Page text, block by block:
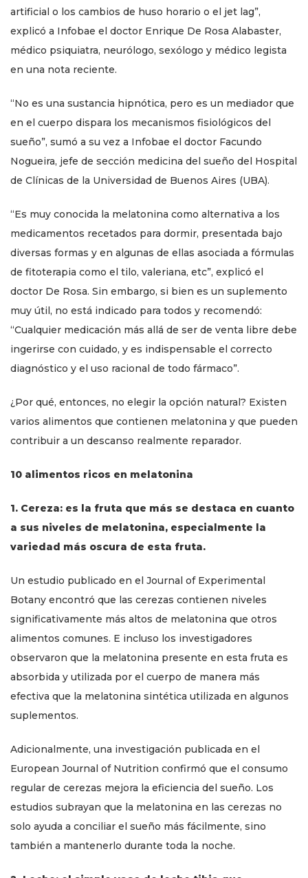
artificial o los cambios de huso horario o el jet lag”,
explicó a Infobae el doctor Enrique De Rosa Alabaster,
médico psiquiatra, neurólogo, sexólogo y médico legista
en una nota reciente.
“No es una sustancia hipnótica, pero es un mediador que
en el cuerpo dispara los mecanismos fisiológicos del
sueño”, sumó a su vez a Infobae el doctor Facundo
Nogueira, jefe de sección medicina del sueño del Hospital
de Clínicas de la Universidad de Buenos Aires (UBA).
“Es muy conocida la melatonina como alternativa a los
medicamentos recetados para dormir, presentada bajo
diversas formas y en algunas de ellas asociada a fórmulas
de fitoterapia como el tilo, valeriana, etc”, explicó el
doctor De Rosa. Sin embargo, si bien es un suplemento
muy útil, no está indicado para todos y recomendó:
“Cualquier medicación más allá de ser de venta libre debe
ingerirse con cuidado, y es indispensable el correcto
diagnóstico y el uso racional de todo fármaco”.
¿Por qué, entonces, no elegir la opción natural? Existen
varios alimentos que contienen melatonina y que pueden
contribuir a un descanso realmente reparador.
10 alimentos ricos en melatonina
1. Cereza: es la fruta que más se destaca en cuanto
a sus niveles de melatonina, especialmente la
variedad más oscura de esta fruta.
Un estudio publicado en el Journal of Experimental
Botany encontró que las cerezas contienen niveles
significativamente más altos de melatonina que otros
alimentos comunes. E incluso los investigadores
observaron que la melatonina presente en esta fruta es
absorbida y utilizada por el cuerpo de manera más
efectiva que la melatonina sintética utilizada en algunos
suplementos.
Adicionalmente, una investigación publicada en el
European Journal of Nutrition confirmó que el consumo
regular de cerezas mejora la eficiencia del sueño. Los
estudios subrayan que la melatonina en las cerezas no
solo ayuda a conciliar el sueño más fácilmente, sino
también a mantenerlo durante toda la noche.